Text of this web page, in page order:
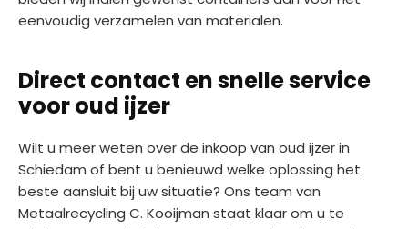
eenvoudig verzamelen van materialen.
Direct contact en snelle service
voor oud ijzer
Wilt u meer weten over de inkoop van oud ijzer in
Schiedam of bent u benieuwd welke oplossing het
beste aansluit bij uw situatie? Ons team van
Metaalrecycling C. Kooijman staat klaar om u te